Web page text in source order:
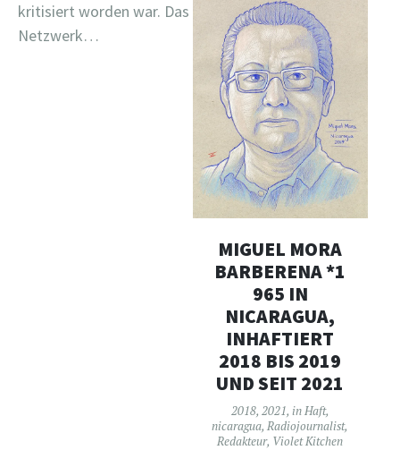
kritisiert worden war. Das
Netzwerk…
MIGUEL MORA
BARBERENA *1
965 IN
NICARAGUA,
INHAFTIERT
2018 BIS 2019
UND SEIT 2021
2018, 2021, in Haft,
nicaragua, Radiojournalist,
Redakteur, Violet Kitchen